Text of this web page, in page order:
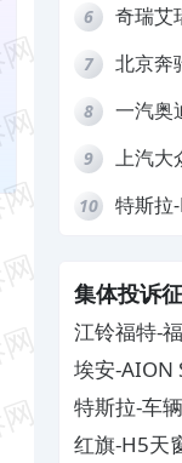
6
奇瑞艾
7
北京奔
8
一汽奥
9
上汽大
10 特斯拉
集体投诉
江铃福特-
埃安-AION
特斯拉-车
红旗-H5天